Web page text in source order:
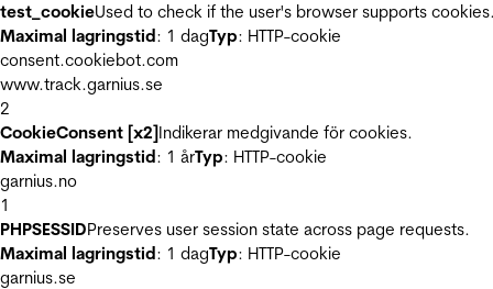
test_cookieUsed to check if the user's browser supports
Maximal lagringstid: 1 dagTyp: HTTP-cookie
consent.cookiebot.com
www.track.garnius.se
2
CookieConsent [x2]Indikerar medgivande för cookies.
Maximal lagringstid: 1 årTyp: HTTP-cookie
garnius.no
1
PHPSESSIDPreserves user session state across page requests.
Maximal lagringstid: 1 dagTyp: HTTP-cookie
garnius.se